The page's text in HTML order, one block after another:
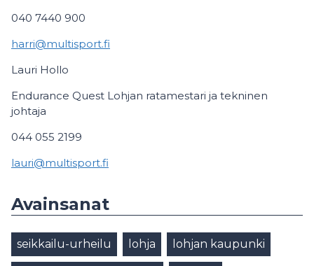
040 7440 900
harri@multisport.fi
Lauri Hollo
Endurance Quest Lohjan ratamestari ja tekninen
johtaja
044 055 2199
lauri@multisport.fi
Avainsanat
seikkailu-urheilu lohja lohjan kaupunki